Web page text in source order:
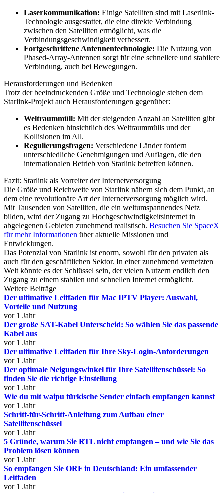
Laserkommunikation: Einige Satelliten sind mit Laserlink-
Technologie ausgestattet, die eine direkte Verbindung
zwischen den Satelliten ermöglicht, was die
Verbindungsgeschwindigkeit verbessert.
Fortgeschrittene Antennentechnologie: Die Nutzung von
Phased-Array-Antennen sorgt für eine schnellere und stabilere
Verbindung, auch bei Bewegungen.
Herausforderungen und Bedenken
Trotz der beeindruckenden Größe und Technologie stehen dem
Starlink-Projekt auch Herausforderungen gegenüber:
Weltraummüll: Mit der steigenden Anzahl an Satelliten gibt
es Bedenken hinsichtlich des Weltraummülls und der
Kollisionen im All.
Regulierungsfragen: Verschiedene Länder fordern
unterschiedliche Genehmigungen und Auflagen, die den
internationalen Betrieb von Starlink betreffen können.
Fazit: Starlink als Vorreiter der Internetversorgung
Die Größe und Reichweite von Starlink nähern sich dem Punkt, an
dem eine revolutionäre Art der Internetversorgung möglich wird.
Mit Tausenden von Satelliten, die ein weltumspannendes Netz
bilden, wird der Zugang zu Hochgeschwindigkeitsinternet in
abgelegenen Gebieten zunehmend realistisch. Besuchen Sie SpaceX
für mehr Informationen über aktuelle Missionen und
Entwicklungen.
Das Potenzial von Starlink ist enorm, sowohl für den privaten als
auch für den geschäftlichen Sektor. In einer zunehmend vernetzten
Welt könnte es der Schlüssel sein, der vielen Nutzern endlich den
Zugang zu einem stabilen und schnellen Internet ermöglicht.
Weitere Beiträge
Der ultimative Leitfaden für Mac IPTV Player: Auswahl,
Vorteile und Nutzung
vor 1 Jahr
Der große SAT-Kabel Unterscheid: So wählen Sie das passende
Kabel aus
vor 1 Jahr
Der ultimative Leitfaden für Ihre Sky-Login-Anforderungen
vor 1 Jahr
Der optimale Neigungswinkel für Ihre Satellitenschüssel: So
finden Sie die richtige Einstellung
vor 1 Jahr
Wie du mit waipu türkische Sender einfach empfangen kannst
vor 1 Jahr
Schritt-für-Schritt-Anleitung zum Aufbau einer
Satellitenschüssel
vor 1 Jahr
5 Gründe, warum Sie RTL nicht empfangen – und wie Sie das
Problem lösen können
vor 1 Jahr
So empfangen Sie ORF in Deutschland: Ein umfassender
Leitfaden
vor 1 Jahr